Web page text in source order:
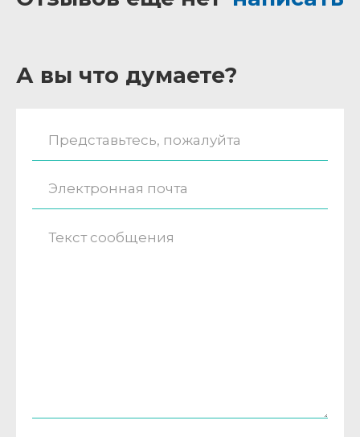
А вы что думаете?